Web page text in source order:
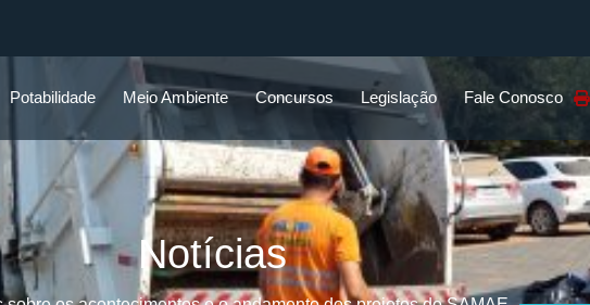
Potabilidade Meio Ambiente Concursos Legislação Fale Conosco
Notícias